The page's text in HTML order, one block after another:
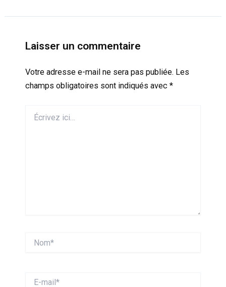
Laisser un commentaire
Votre adresse e-mail ne sera pas publiée. Les
champs obligatoires sont indiqués avec *
ici…